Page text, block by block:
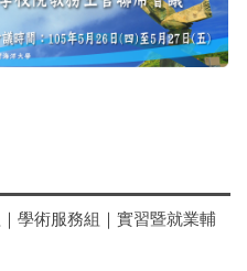
｜ 學術服務組 ｜ 實習暨就業輔